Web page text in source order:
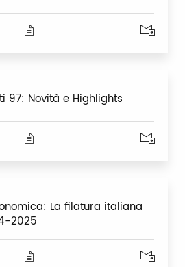
97: Novità e Highlights
La filatura italiana
2025